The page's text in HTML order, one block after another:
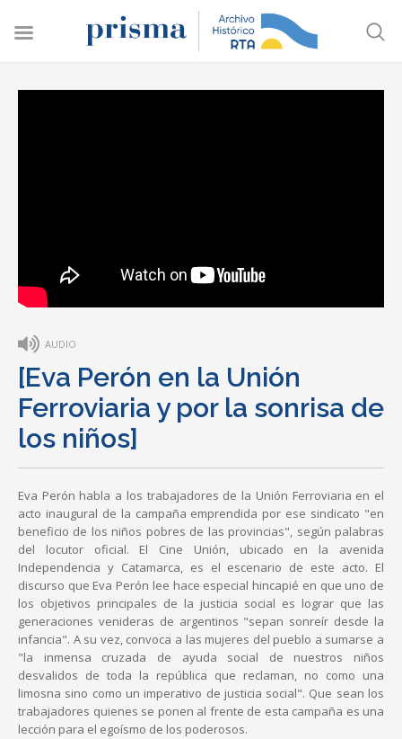
AUDIO
[Eva Perón en la Unión
Ferroviaria y por la sonrisa de
los niños]
Eva Perón habla a los trabajadores de la Unión Ferroviaria en el
acto inaugural de la campaña emprendida por ese sindicato "en
beneficio de los niños pobres de las provincias", según palabras
del locutor oficial. El Cine Unión, ubicado en la avenida
Independencia y Catamarca, es el escenario de este acto. El
discurso que Eva Perón lee hace especial hincapié en que uno de
los objetivos principales de la justicia social es lograr que las
generaciones venideras de argentinos "sepan sonreír desde la
infancia". A su vez, convoca a las mujeres del pueblo a sumarse a
"la inmensa cruzada de ayuda social de nuestros niños
desvalidos de toda la república que reclaman, no como una
limosna sino como un imperativo de justicia social". Que sean los
trabajadores quienes se ponen al frente de esta campaña es una
lección para el egoísmo de los poderosos.